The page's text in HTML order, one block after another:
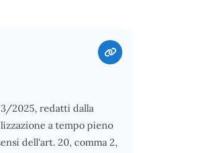
2025, redatti dalla
a tempo pieno
dell'art. 20, comma 2,